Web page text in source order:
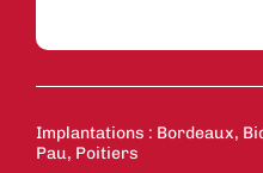
Implantations : Bordeaux,
Pau, Poitiers